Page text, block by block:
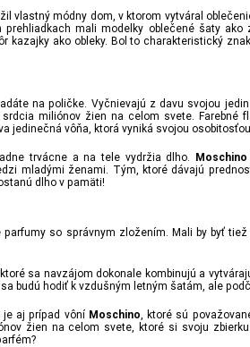
vlastný módny dom, v ktorom vytváral
mali modelky oblečené šaty ako
kazajky ako obleky. Bol to charakteristický
na poličke. Vyčnievajú z davu svojou
srdcia miliónov žien na celom svete. Farebné
jedinečná vôňa, ktorá vyniká svojou osobitosťou.
trvácne a na tele vydržia dlho. Moschino
mladými ženami. Tým, ktoré dávajú
dlho v pamäti!
so správnym zložením. Mali by byť
sa navzájom dokonale kombinujú a
sa budú hodiť k vzdušným letným šatám, ale
je aj prípad vôní Moschino , ktoré sú
žien na celom svete, ktoré si svoju